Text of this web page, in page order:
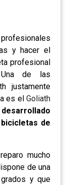
y hacer el
profesional
de las
justamente
es el Goliath
de
mucho
de una
y que